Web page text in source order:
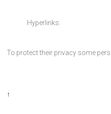
Hyperlinks:
To protect their privacy some
↑